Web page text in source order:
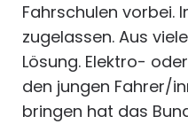
Fahrschulen vorbei.
zugelassen. Aus
Lösung. Elektro-
den jungen Fahrer/
bringen hat das